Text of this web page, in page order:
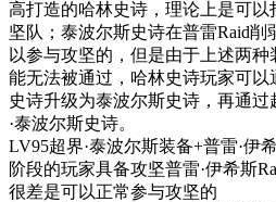
高打造的哈林史诗，理论上是可
坚队；泰波尔斯史诗在普雷Raid
以参与攻坚的，但是由于上述两
能无法被通过，哈林史诗玩家可
史诗升级为泰波尔斯史诗，再通过
·泰波尔斯史诗。
LV95超界·泰波尔斯装备+普雷·伊
阶段的玩家具备攻坚普雷·伊希斯
很差是可以正常参与攻坚的